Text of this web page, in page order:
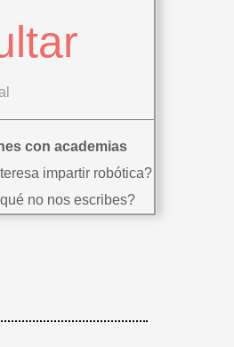
con academias
impartir robótica?
no nos escribes?